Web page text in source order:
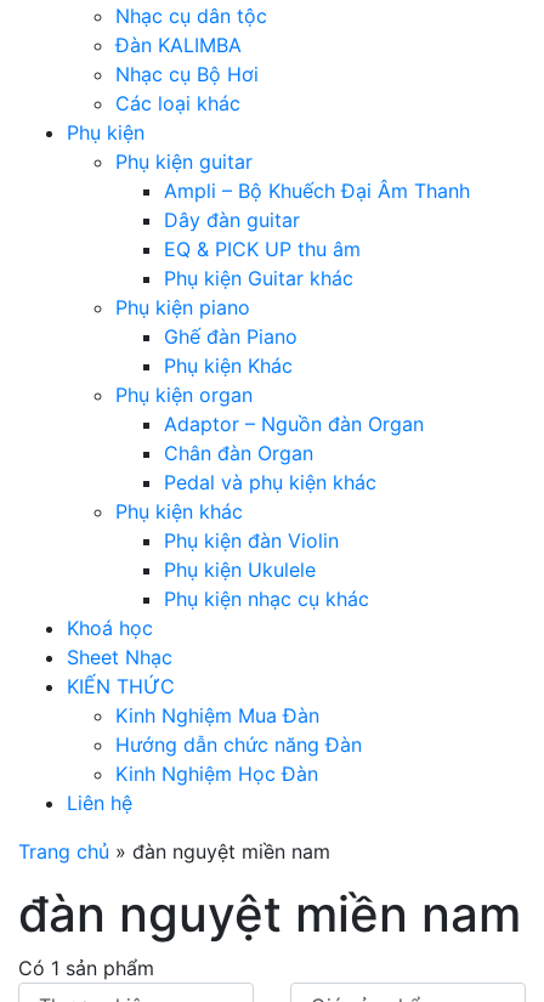
Nhạc cụ dân tộc
Đàn KALIMBA
Nhạc cụ Bộ Hơi
Các loại khác
Phụ kiện
Phụ kiện guitar
Ampli – Bộ Khuếch Đại Âm Thanh
Dây đàn guitar
EQ & PICK UP thu âm
Phụ kiện Guitar khác
Phụ kiện piano
Ghế đàn Piano
Phụ kiện Khác
Phụ kiện organ
Adaptor – Nguồn đàn Organ
Chân đàn Organ
Pedal và phụ kiện khác
Phụ kiện khác
Phụ kiện đàn Violin
Phụ kiện Ukulele
Phụ kiện nhạc cụ khác
Khoá học
Sheet Nhạc
KIẾN THỨC
Kinh Nghiệm Mua Đàn
Hướng dẫn chức năng Đàn
Kinh Nghiệm Học Đàn
Liên hệ
Trang chủ » đàn nguyệt miền nam
đàn nguyệt miền nam
Có 1 sản phẩm